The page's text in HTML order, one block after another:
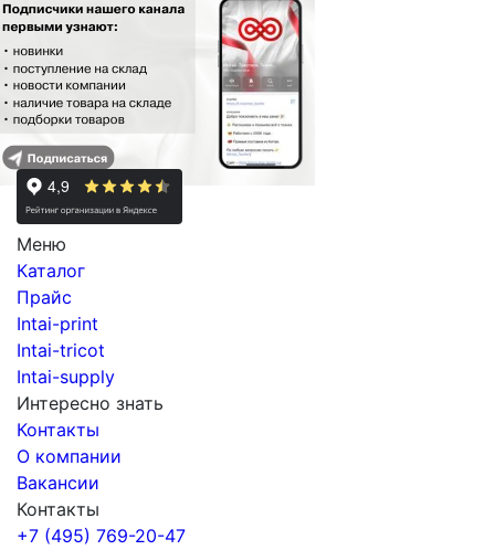
Меню
Каталог
Прайс
Intai-print
Intai-tricot
Intai-supply
Интересно знать
Контакты
О компании
Вакансии
Контакты
+7 (495) 769-20-47